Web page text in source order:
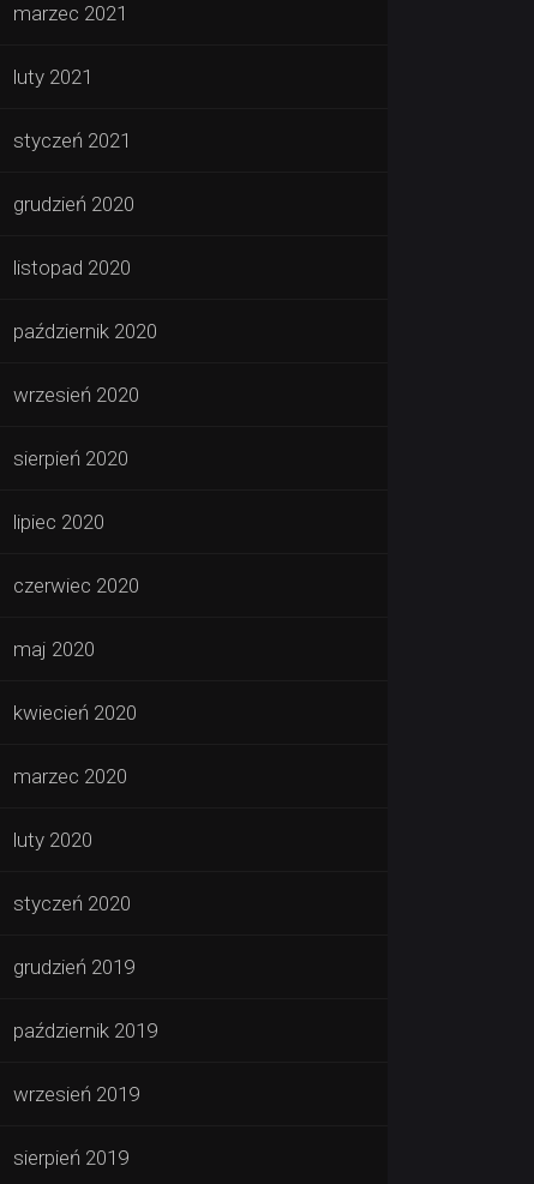
marzec 2021
luty 2021
styczeń 2021
grudzień 2020
listopad 2020
październik 2020
wrzesień 2020
sierpień 2020
lipiec 2020
czerwiec 2020
maj 2020
kwiecień 2020
marzec 2020
luty 2020
styczeń 2020
grudzień 2019
październik 2019
wrzesień 2019
sierpień 2019